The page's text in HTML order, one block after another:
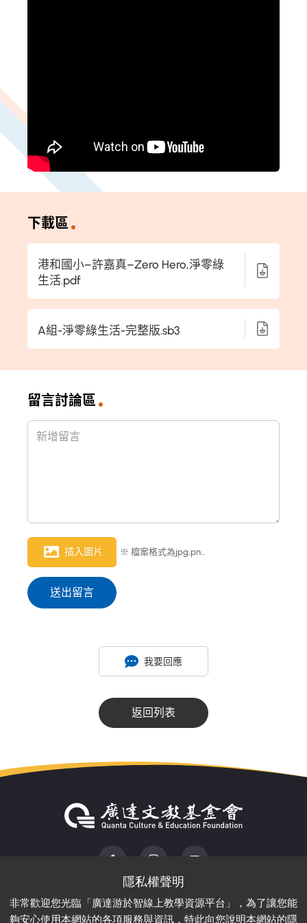
非常歡迎您光臨「廣達游於智線上教學資源平台」，為了讓您能
夠安心使用本網站的各項服務與資訊，特此向您說明本網站的隱
下載區
港和國小–許嘉真–Zero Hero,淨零綠
生活.pdf
A組-淨零綠生活-完整版.sb3
留言討論區
插入圖片 ※ 檔案格式為jpg,png，檔案大小限制 1MB
送出留言
我要回應
返回列表
ADD : 220 新北市板橋區漢生東路166號2樓
TEL :02-28821612 FAX : 02-28826349